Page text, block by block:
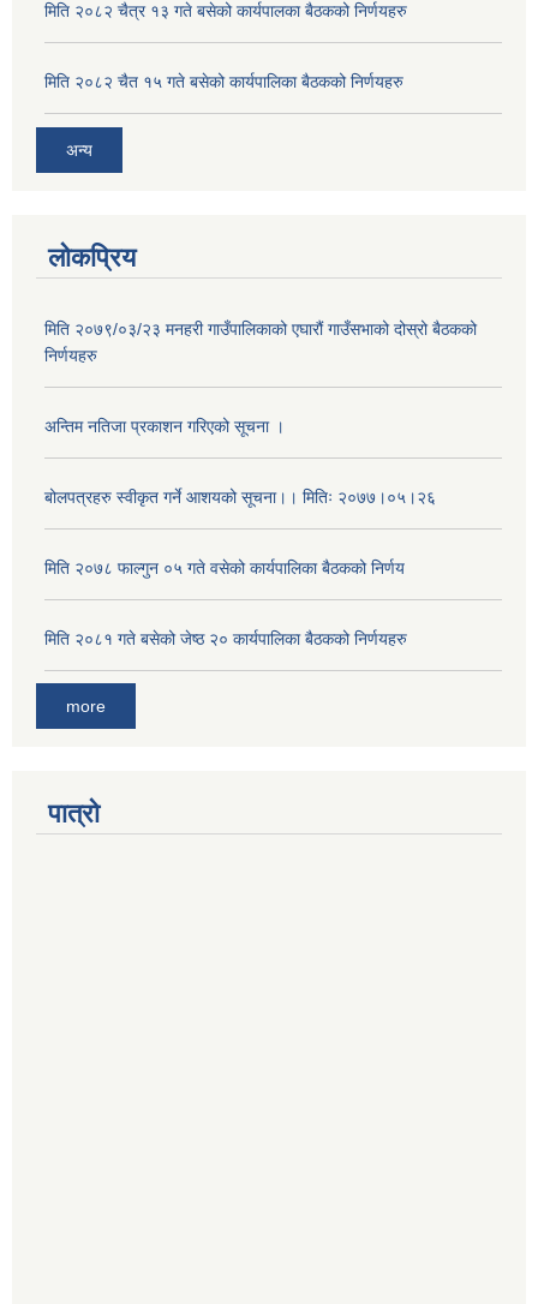
मिति २०८२ चैत्र १३ गते बसेको कार्यपालका बैठकको निर्णयहरु
मिति २०८२ चैत १५ गते बसेको कार्यपालिका बैठकको निर्णयहरु
अन्य
लोकप्रिय
मिति २०७९/०३/२३ मनहरी गाउँपालिकाको एघारौं गाउँसभाको दोस्रो बैठकको
निर्णयहरु
अन्तिम नतिजा प्रकाशन गरिएको सूचना ।
बोलपत्रहरु स्वीकृत गर्ने आशयको सूचना।। मितिः २०७७।०५।२६
मिति २०७८ फाल्गुन ०५ गते वसेको कार्यपालिका बैठकको निर्णय
मिति २०८१ गते बसेको जेष्ठ २० कार्यपालिका बैठकको निर्णयहरु
more
पात्रो